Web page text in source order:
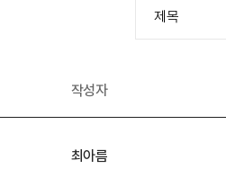
작성자
최아름